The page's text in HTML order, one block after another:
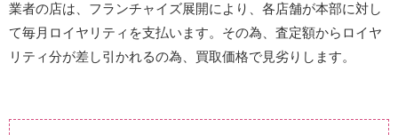
業者の店は、フランチャイズ展開により、各店舗が本部に対し
て毎月ロイヤリティを支払います。その為、査定額からロイヤ
リティ分が差し引かれるの為、買取価格で見劣りします。